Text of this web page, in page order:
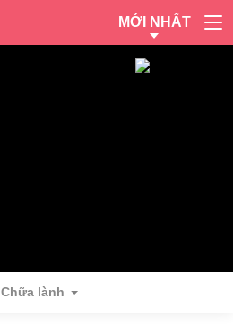
MỚI NHẤT
Chữa lành